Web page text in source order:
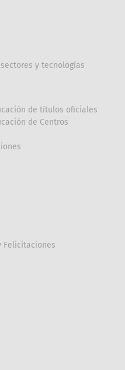
y tecnologías
de títulos oficiales
de Centros
Felicitaciones